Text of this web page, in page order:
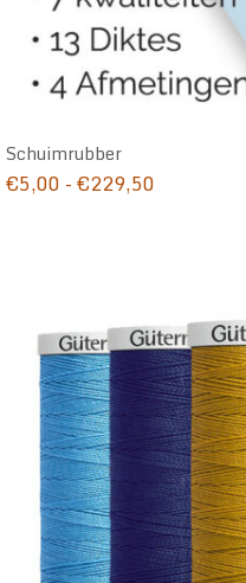
Schuimrubber
€5,00 -€229,50